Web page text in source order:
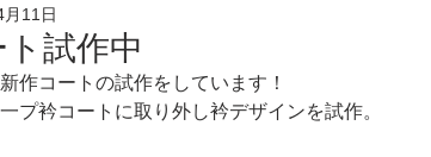
ト試作中
11日
作コートの試作をしています！
一プ衿コートに取り外し衿デザインを試作。